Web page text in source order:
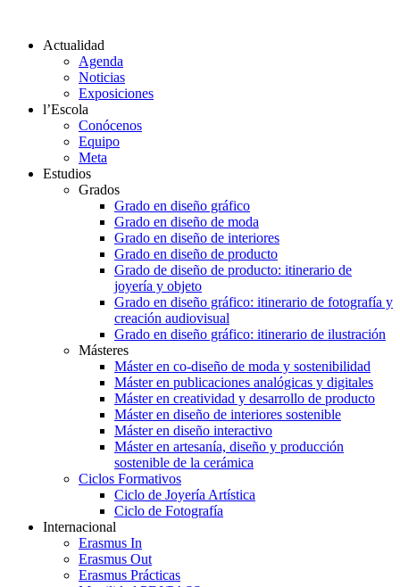
Actualidad
Agenda
Noticias
Exposiciones
l’Escola
Conócenos
Equipo
Meta
Estudios
Grados
Grado en diseño gráfico
Grado en diseño de moda
Grado en diseño de interiores
Grado en diseño de producto
Grado de diseño de producto: itinerario de
joyería y objeto
Grado en diseño gráfico: itinerario de fotografía y
creación audiovisual
Grado en diseño gráfico: itinerario de ilustración
Másteres
Máster en co-diseño de moda y sostenibilidad
Máster en publicaciones analógicas y digitales
Máster en creatividad y desarrollo de producto
Máster en diseño de interiores sostenible
Máster en diseño interactivo
Máster en artesanía, diseño y producción
sostenible de la cerámica
Ciclos Formativos
Ciclo de Joyería Artística
Ciclo de Fotografía
Internacional
Erasmus In
Erasmus Out
Erasmus Prácticas